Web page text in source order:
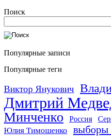
Поиск
Популярные записи
Популярные теги
Виктор Янукович
Дмитрий
Минченко
Россия
Юлия Тимошенко выборы